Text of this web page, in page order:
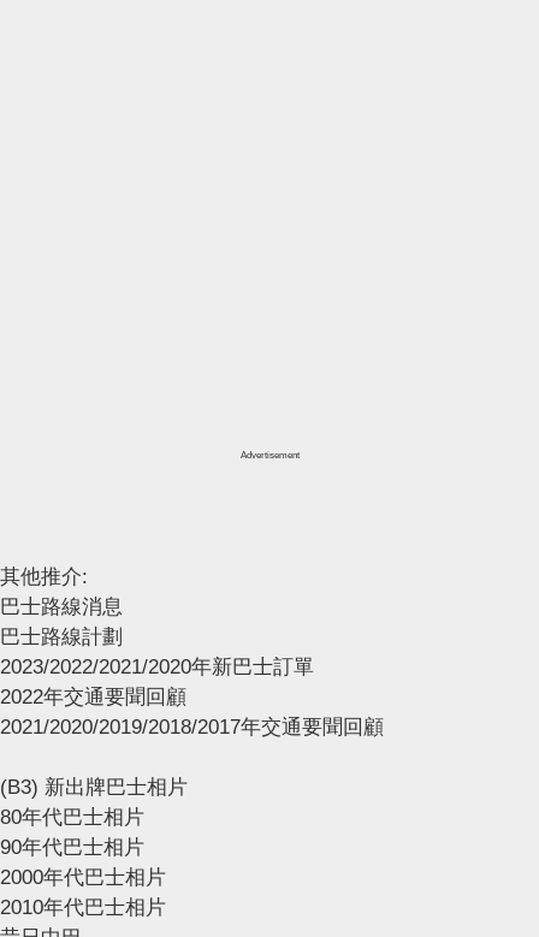
Advertisement
其他推介:
巴士路線消息
巴士路線計劃
2023/2022/2021/2020年新巴士訂單
2022年交通要聞回顧
2021/2020/2019/2018/2017年交通要聞回顧
(B3) 新出牌巴士相片
80年代巴士相片
90年代巴士相片
2000年代巴士相片
2010年代巴士相片